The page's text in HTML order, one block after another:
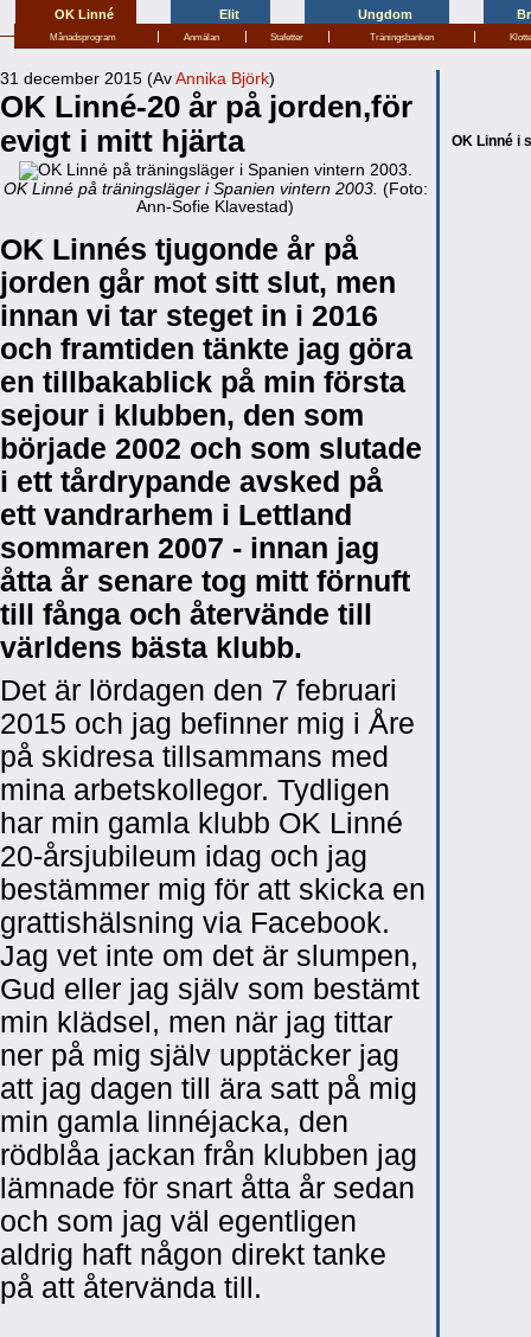
OK Linné Elit Ungdom
Månadsprogram | Anmälan | Stafetter | Träningsbanken |
31 december 2015 (Av Annika Björk)
OK Linné-20 år på jorden,för
evigt i mitt hjärta
OK Linné på träningsläger i Spanien vintern 2003. (Foto:
Ann-Sofie Klavestad)
OK Linnés tjugonde år på
jorden går mot sitt slut, men
innan vi tar steget in i 2016
och framtiden tänkte jag göra
en tillbakablick på min första
sejour i klubben, den som
började 2002 och som slutade
i ett tårdrypande avsked på
ett vandrarhem i Lettland
sommaren 2007 - innan jag
åtta år senare tog mitt förnuft
till fånga och återvände till
världens bästa klubb.
Det är lördagen den 7 februari
2015 och jag befinner mig i Åre
på skidresa tillsammans med
mina arbetskollegor. Tydligen
har min gamla klubb OK Linné
20-årsjubileum idag och jag
bestämmer mig för att skicka en
grattishälsning via Facebook.
Jag vet inte om det är slumpen,
Gud eller jag själv som bestämt
min klädsel, men när jag tittar
ner på mig själv upptäcker jag
att jag dagen till ära satt på mig
min gamla linnéjacka, den
rödblåa jackan från klubben jag
lämnade för snart åtta år sedan
och som jag väl egentligen
aldrig haft någon direkt tanke
på att återvända till.
OK Linné i